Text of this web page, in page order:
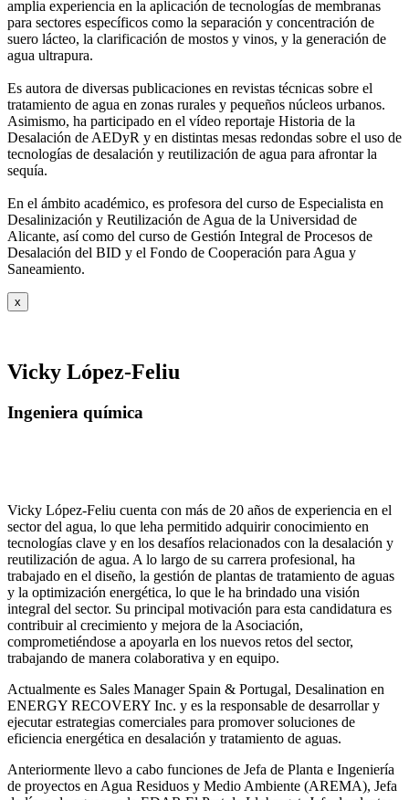
amplia experiencia en la aplicación de tecnologías de membranas
para sectores específicos como la separación y concentración de
suero lácteo, la clarificación de mostos y vinos, y la generación de
agua ultrapura.
Es autora de diversas publicaciones en revistas técnicas sobre el
tratamiento de agua en zonas rurales y pequeños núcleos urbanos.
Asimismo, ha participado en el vídeo reportaje Historia de la
Desalación de AEDyR y en distintas mesas redondas sobre el uso de
tecnologías de desalación y reutilización de agua para afrontar la
sequía.
En el ámbito académico, es profesora del curso de Especialista en
Desalinización y Reutilización de Agua de la Universidad de
Alicante, así como del curso de Gestión Integral de Procesos de
Desalación del BID y el Fondo de Cooperación para Agua y
Saneamiento.
x
Vicky López-Feliu
Ingeniera química
Vicky López-Feliu cuenta con más de 20 años de experiencia en el
sector del agua, lo que leha permitido adquirir conocimiento en
tecnologías clave y en los desafíos relacionados con la desalación y
reutilización de agua. A lo largo de su carrera profesional, ha
trabajado en el diseño, la gestión de plantas de tratamiento de aguas
y la optimización energética, lo que le ha brindado una visión
integral del sector. Su principal motivación para esta candidatura es
contribuir al crecimiento y mejora de la Asociación,
comprometiéndose a apoyarla en los nuevos retos del sector,
trabajando de manera colaborativa y en equipo.
Actualmente es Sales Manager Spain & Portugal, Desalination en
ENERGY RECOVERY Inc. y es la responsable de desarrollar y
ejecutar estrategias comerciales para promover soluciones de
eficiencia energética en desalación y tratamiento de aguas.
Anteriormente llevo a cabo funciones de Jefa de Planta e Ingeniería
de proyectos en Agua Residuos y Medio Ambiente (AREMA), Jefa